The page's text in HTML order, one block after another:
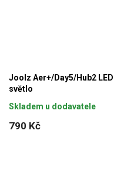
Joolz Aer+/Day5/Hub2 LED
světlo
790 Kč
Skladem u dodavatele